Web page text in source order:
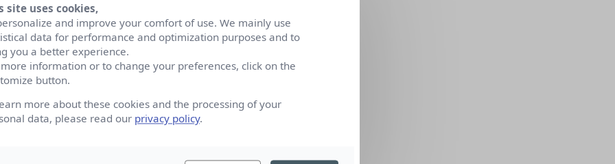
2017 / Finale – soutenance : le 2 mars 2017
vousici
et coacher l’équipe ambassadrice, la DREAM
bilingues anglais) pour représenter la
site uses cookies,
and improve your comfort of use. We mainly use
data for performance and optimization purposes and to
you a better experience.
information or to change your preferences, click on the
button.
more about these cookies and the processing of your
data, please read our privacy policy.